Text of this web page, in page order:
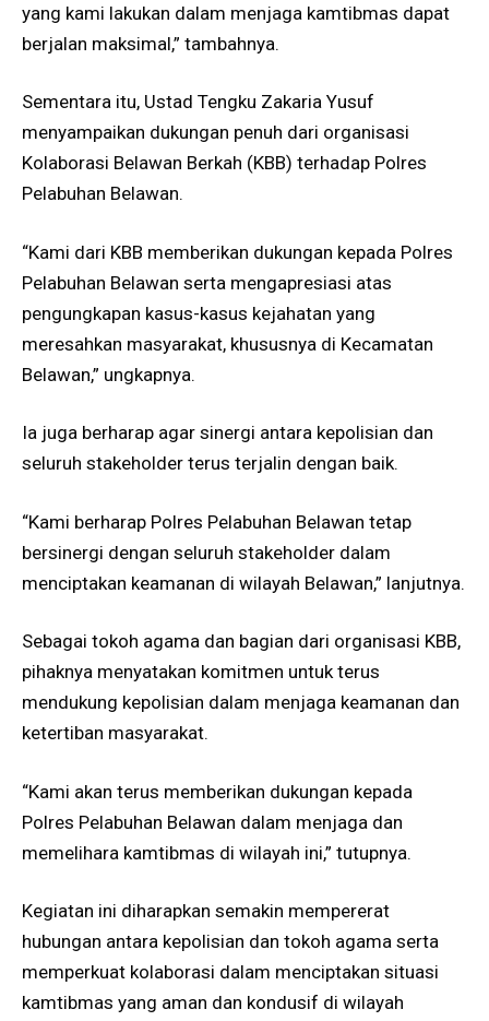
yang kami lakukan dalam menjaga kamtibmas dapat
berjalan maksimal,” tambahnya.
Sementara itu, Ustad Tengku Zakaria Yusuf
menyampaikan dukungan penuh dari organisasi
Kolaborasi Belawan Berkah (KBB) terhadap Polres
Pelabuhan Belawan.
“Kami dari KBB memberikan dukungan kepada Polres
Pelabuhan Belawan serta mengapresiasi atas
pengungkapan kasus-kasus kejahatan yang
meresahkan masyarakat, khususnya di Kecamatan
Belawan,” ungkapnya.
Ia juga berharap agar sinergi antara kepolisian dan
seluruh stakeholder terus terjalin dengan baik.
“Kami berharap Polres Pelabuhan Belawan tetap
bersinergi dengan seluruh stakeholder dalam
menciptakan keamanan di wilayah Belawan,” lanjutnya.
Sebagai tokoh agama dan bagian dari organisasi KBB,
pihaknya menyatakan komitmen untuk terus
mendukung kepolisian dalam menjaga keamanan dan
ketertiban masyarakat.
“Kami akan terus memberikan dukungan kepada
Polres Pelabuhan Belawan dalam menjaga dan
memelihara kamtibmas di wilayah ini,” tutupnya.
Kegiatan ini diharapkan semakin mempererat
hubungan antara kepolisian dan tokoh agama serta
memperkuat kolaborasi dalam menciptakan situasi
kamtibmas yang aman dan kondusif di wilayah